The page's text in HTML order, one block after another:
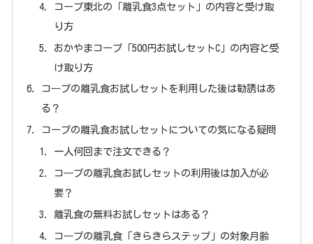
コープ東北の「離乳食3点セット」の内容と受け取
り方
おかやまコープ「500円お試しセットC」の内容と受
け取り方
コ―プの離乳食お試しセットを利用した後は勧誘はあ
る？
コープの離乳食お試しセットについての気になる疑問
一人何回まで注文できる？
コ―プの離乳食お試しセットの利用後は加入が必
要？
離乳食の無料お試しセットはある？
コ―プの離乳食「きらきらステップ」の対象月齢